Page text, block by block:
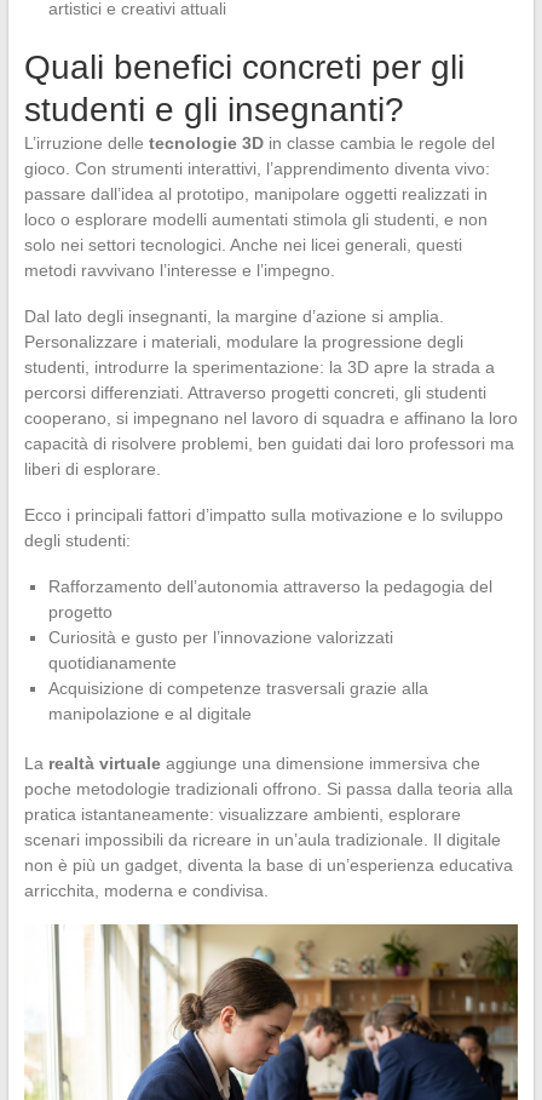
artistici e creativi attuali
Quali benefici concreti per gli
studenti e gli insegnanti?
L’irruzione delle tecnologie 3Din classe cambia le regole del
gioco. Con strumenti interattivi, l’apprendimento diventa vivo:
passare dall’idea al prototipo, manipolare oggetti realizzati in
loco o esplorare modelli aumentati stimola gli studenti, e non
solo nei settori tecnologici. Anche nei licei generali, questi
metodi ravvivano l’interesse e l’impegno.
Dal lato degli insegnanti, la margine d’azione si amplia.
Personalizzare i materiali, modulare la progressione degli
studenti, introdurre la sperimentazione: la 3D apre la strada a
percorsi differenziati. Attraverso progetti concreti, gli studenti
cooperano, si impegnano nel lavoro di squadra e affinano la loro
capacità di risolvere problemi, ben guidati dai loro professori ma
liberi di esplorare.
Ecco i principali fattori d’impatto sulla motivazione e lo sviluppo
degli studenti:
Rafforzamento dell’autonomia attraverso la pedagogia del
progetto
Curiosità e gusto per l’innovazione valorizzati
quotidianamente
Acquisizione di competenze trasversali grazie alla
manipolazione e al digitale
La realtà virtualeaggiunge una dimensione immersiva che
poche metodologie tradizionali offrono. Si passa dalla teoria alla
pratica istantaneamente: visualizzare ambienti, esplorare
scenari impossibili da ricreare in un’aula tradizionale. Il digitale
non è più un gadget, diventa la base di un’esperienza educativa
arricchita, moderna e condivisa.